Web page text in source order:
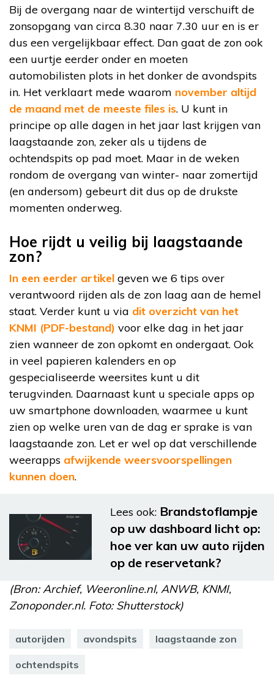
Bij de overgang naar de wintertijd verschuift de
zonsopgang van circa 8.30 naar 7.30 uur en is er
dus een vergelijkbaar effect. Dan gaat de zon ook
een uurtje eerder onder en moeten
automobilisten plots in het donker de avondspits
in. Het verklaart mede waarom november altijd
de maand met de meeste files is. U kunt in
principe op alle dagen in het jaar last krijgen van
laagstaande zon, zeker als u tijdens de
ochtendspits op pad moet. Maar in de weken
rondom de overgang van winter- naar zomertijd
(en andersom) gebeurt dit dus op de drukste
momenten onderweg.
Hoe rijdt u veilig bij laagstaande
zon?
In een eerder artikel geven we 6 tips over
verantwoord rijden als de zon laag aan de hemel
staat. Verder kunt u via dit overzicht van het
KNMI (PDF-bestand) voor elke dag in het jaar
zien wanneer de zon opkomt en ondergaat. Ook
in veel papieren kalenders en op
gespecialiseerde weersites kunt u dit
terugvinden. Daarnaast kunt u speciale apps op
uw smartphone downloaden, waarmee u kunt
zien op welke uren van de dag er sprake is van
laagstaande zon. Let er wel op dat verschillende
weerapps afwijkende weersvoorspellingen
kunnen doen.
Lees ook: Brandstoflampje
op uw dashboard licht op:
hoe ver kan uw auto rijden
op de reservetank?
(Bron: Archief, Weeronline.nl, ANWB, KNMI,
Zonoponder.nl. Foto: Shutterstock)
autorijden avondspits laagstaande zon
ochtendspits